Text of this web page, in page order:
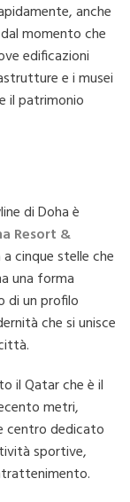
anche
momento che
edificazioni
e i musei
il patrimonio
di Doha è
Resort &
cinque stelle che
una forma
di un profilo
che si unisce
il Qatar che è il
metri,
centro dedicato
sportive,